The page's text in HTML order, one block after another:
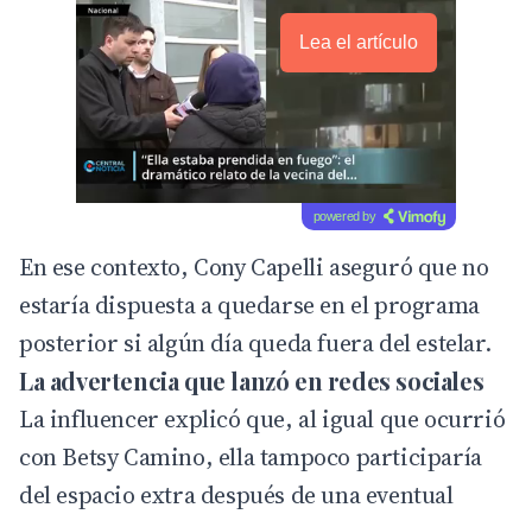
Lea el artículo
powered by
En ese contexto, Cony Capelli aseguró que no
estaría dispuesta a quedarse en el programa
posterior si algún día queda fuera del estelar.
La advertencia que lanzó en redes sociales
La influencer explicó que, al igual que ocurrió
con Betsy Camino, ella tampoco participaría
del espacio extra después de una eventual